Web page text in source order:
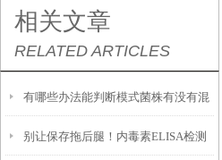
相关文章
RELATED ARTICLES
有哪些办法能判断模式菌株有没有混
入杂菌？
别让保存拖后腿！内毒素ELISA检测